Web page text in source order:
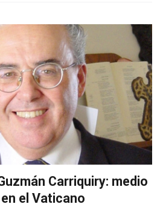
Carriquiry: medio
el Vaticano